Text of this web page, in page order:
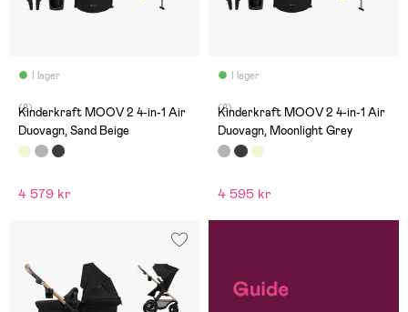
I lager
(8)
Kinderkraft MOOV 2 4-in-1 Air
Duovagn, Sand Beige
4 579 kr
I lager
(8)
Kinderkraft MOOV 2 4-in-1 Air
Duovagn, Moonlight Grey
4 595 kr